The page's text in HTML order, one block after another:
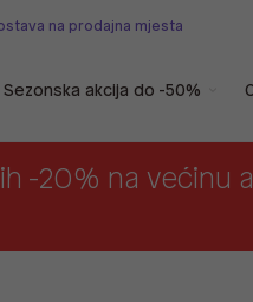
na prodajna mjesta
Sezonska akcija do -50%
-20% na većinu